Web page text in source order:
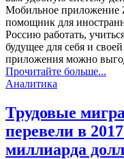
Мобильное приложение
помощник для
Россию работать,
будущее для себя и
приложения можно
Прочитайте больше...
Аналитика
Трудовые
перевели в
миллиарда